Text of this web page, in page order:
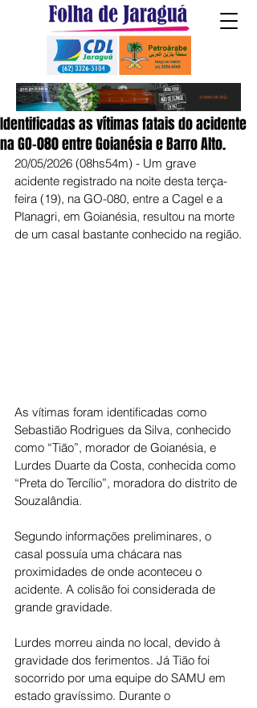
Identificadas as vítimas fatais do acidente
na GO-080 entre Goianésia e Barro Alto.
20/05/2026 (08hs54m) - Um grave
acidente registrado na noite desta terça-
feira (19), na GO-080, entre a Cagel e a
Planagri, em Goianésia, resultou na morte
de um casal bastante conhecido na região.
As vítimas foram identificadas como
Sebastião Rodrigues da Silva, conhecido
como “Tião”, morador de Goianésia, e
Lurdes Duarte da Costa, conhecida como
“Preta do Tercílio”, moradora do distrito de
Souzalândia.
Segundo informações preliminares, o
casal possuía uma chácara nas
proximidades de onde aconteceu o
acidente. A colisão foi considerada de
grande gravidade.
Lurdes morreu ainda no local, devido à
gravidade dos ferimentos. Já Tião foi
socorrido por uma equipe do SAMU em
estado gravíssimo. Durante o